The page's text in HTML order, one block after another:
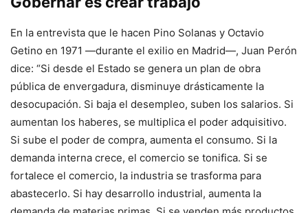
En la entrevista que le hacen Pino Solanas y Octavio
Getino en 1971 —durante el exilio en Madrid—, Juan Perón
dice: “Si desde el Estado se genera un plan de obra
pública de envergadura, disminuye drásticamente la
desocupación. Si baja el desempleo, suben los salarios. Si
aumentan los haberes, se multiplica el poder adquisitivo.
Si sube el poder de compra, aumenta el consumo. Si la
demanda interna crece, el comercio se tonifica. Si se
fortalece el comercio, la industria se trasforma para
abastecerlo. Si hay desarrollo industrial, aumenta la